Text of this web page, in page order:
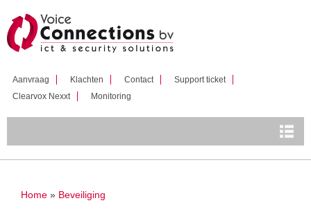
en naar
de inhoud
Aanvraag Klachten Contact
Support ticket
Clearvox Nexxt
Monitoring
U bent hier
Home » Beveiliging